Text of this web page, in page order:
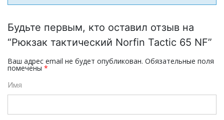
Будьте первым, кто оставил отзыв на
“Рюкзак тактический Norfin Tactic 65 NF”
Ваш адрес email не будет опубликован. Обязательные поля
помечены *
Имя